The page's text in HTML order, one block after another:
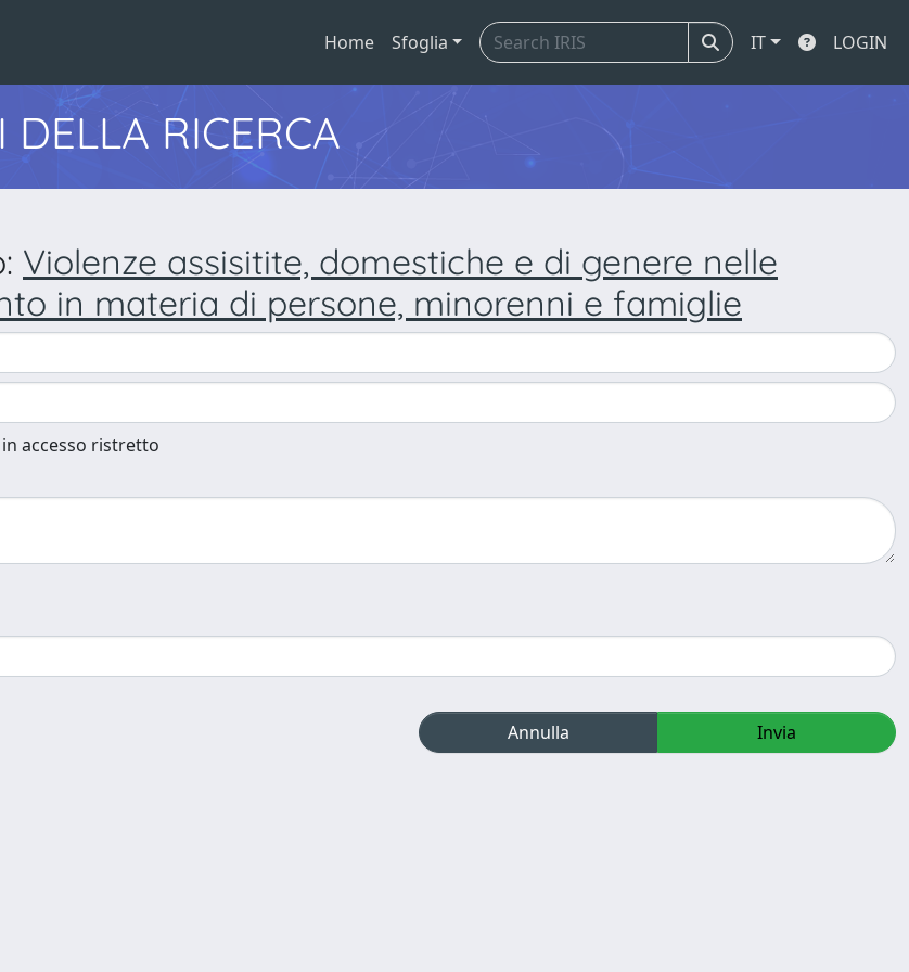
Home Sfoglia IT LOGIN
RICERCA
Violenze assisitite, domestiche e di genere nelle
in materia di persone, minorenni e famiglie
accesso ristretto
Annulla Invia